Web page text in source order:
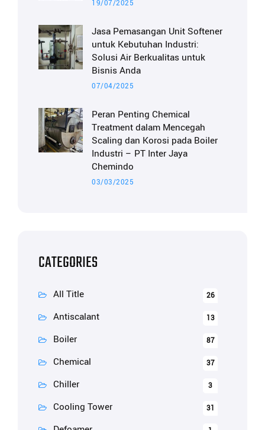
19/07/2025
Jasa Pemasangan Unit Softener
untuk Kebutuhan Industri:
Solusi Air Berkualitas untuk
Bisnis Anda
07/04/2025
Peran Penting Chemical
Treatment dalam Mencegah
Scaling dan Korosi pada Boiler
Industri – PT Inter Jaya
Chemindo
03/03/2025
CATEGORIES
All Title 26
Antiscalant 13
Boiler 87
Chemical 37
Chiller 3
Cooling Tower 31